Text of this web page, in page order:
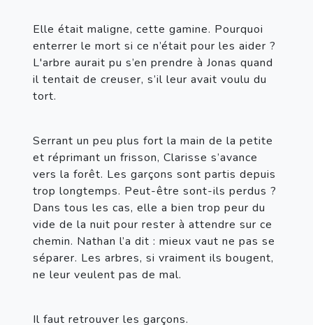
Elle était maligne, cette gamine. Pourquoi
enterrer le mort si ce n’était pour les aider ?
L'arbre aurait pu s’en prendre à Jonas quand
il tentait de creuser, s’il leur avait voulu du
tort.
Serrant un peu plus fort la main de la petite
et réprimant un frisson, Clarisse s’avance
vers la forêt. Les garçons sont partis depuis
trop longtemps. Peut-être sont-ils perdus ?
Dans tous les cas, elle a bien trop peur du
vide de la nuit pour rester à attendre sur ce
chemin. Nathan l’a dit : mieux vaut ne pas se
séparer. Les arbres, si vraiment ils bougent,
ne leur veulent pas de mal.
Il faut retrouver les garçons.